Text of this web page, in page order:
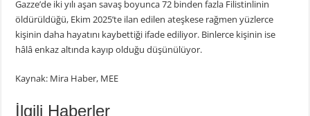
Gazze’de iki yılı aşan savaş boyunca 72 binden fazla Filistinlinin
öldürüldüğü, Ekim 2025’te ilan edilen ateşkese rağmen yüzlerce
kişinin daha hayatını kaybettiği ifade ediliyor. Binlerce kişinin ise
hâlâ enkaz altında kayıp olduğu düşünülüyor.
Kaynak: Mira Haber, MEE
İlgili Haberler